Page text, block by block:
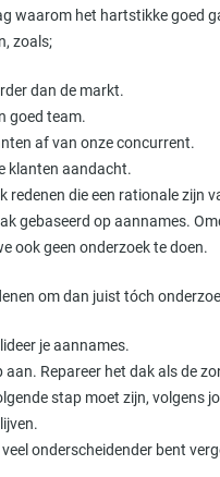
waarom het hartstikke goed
zoals;
dan de markt.
goed team.
af van onze concurrent.
klanten aandacht.
redenen die een rationale zijn
gebaseerd op aannames.
ook geen onderzoek te doen.
om dan juist tóch
je aannames.
aan. Repareer het dak als de
stap moet zijn, volgens
onderscheidender bent